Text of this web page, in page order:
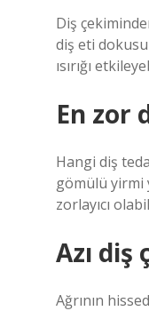
Diş
diş eti
ısırığı
En zor
Hangi diş
gömülü yirmi
zorlayıcı
Azı
Ağrının